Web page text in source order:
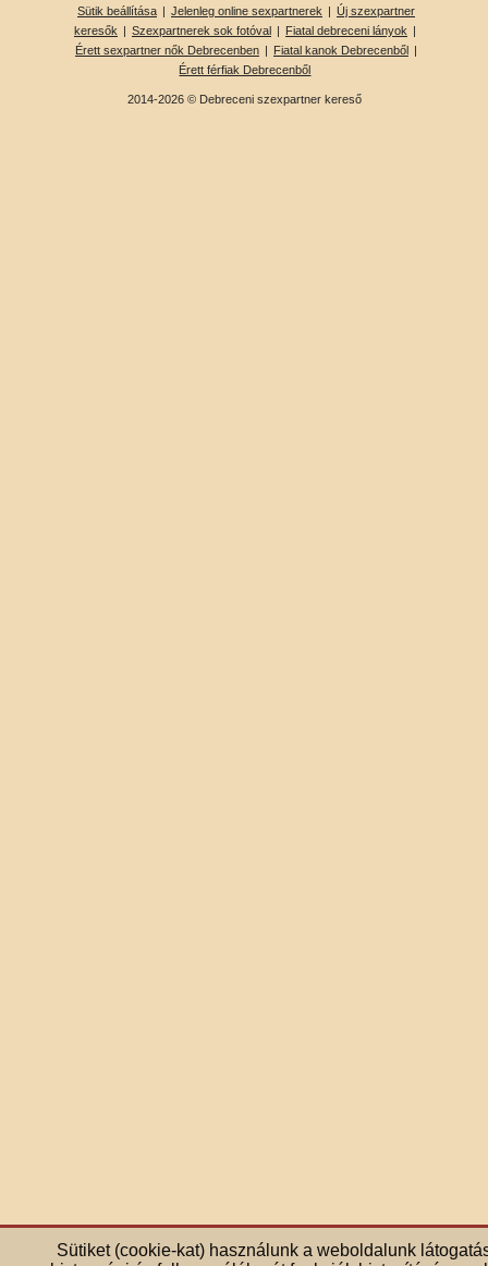
Sütik beállítása | Jelenleg online sexpartnerek | Új szexpartner
keresők | Szexpartnerek sok fotóval | Fiatal debreceni lányok |
Érett sexpartner nők Debrecenben | Fiatal kanok Debrecenből |
Érett férfiak Debrecenből
2014-2026 © Debreceni szexpartner kereső
Sütiket (cookie-kat) használunk a weboldalunk